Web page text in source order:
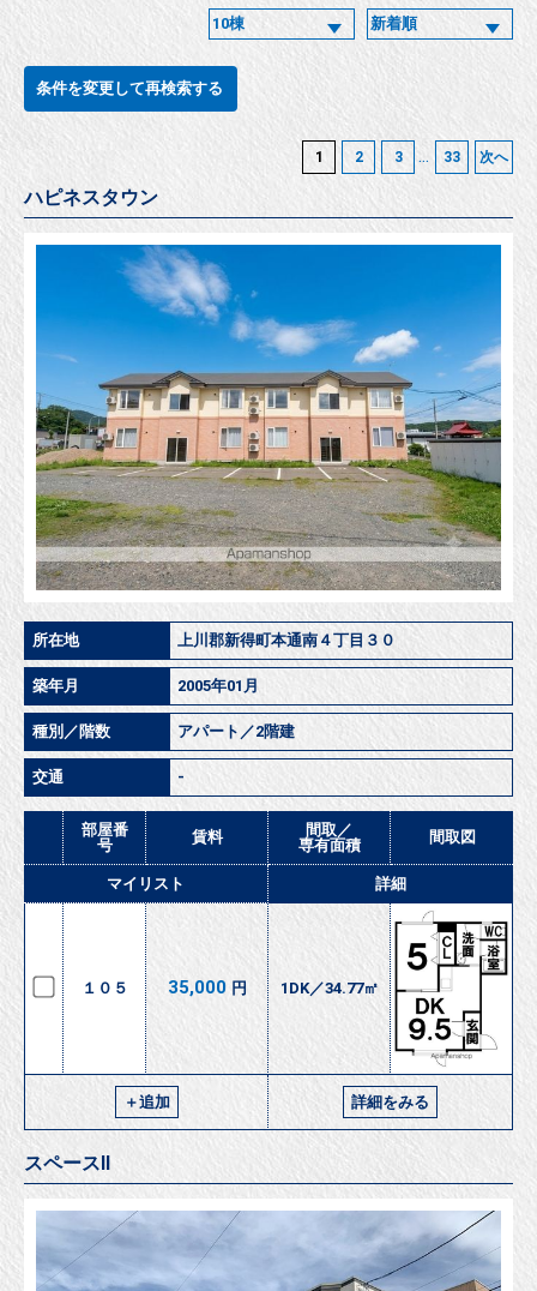
条件を変更して再検索する
1 2 3 ... 33 次へ
ハピネスタウン
所在地 上川郡新得町本通南４丁目３０
築年月 2005年01月
種別／階数 アパート／2階建
交通 -
部屋番
号
賃料
間取／
専有面積
間取図
マイリスト 詳細
１０５ 35,000 円 1DK／34.77㎡
＋追加 詳細をみる
スペースⅡ